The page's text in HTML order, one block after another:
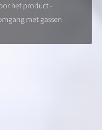
het product -
met gassen